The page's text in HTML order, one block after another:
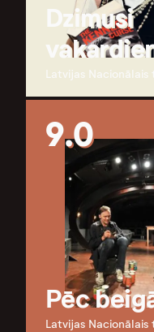
Dzimusi
Latvijas Nacionālais
9.0
Pēc
Latvijas Nacionālais